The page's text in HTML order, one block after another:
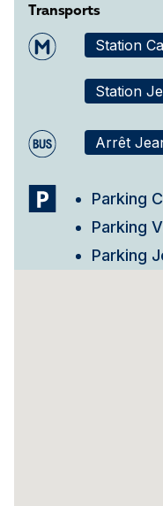
Transports
Station
Station
Arrêt
Parking
Parking
Parking